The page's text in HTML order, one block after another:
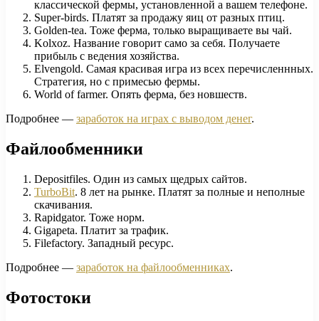
классической фермы, установленной а вашем телефоне.
Super-birds. Платят за продажу яиц от разных птиц.
Golden-tea. Тоже ферма, только выращиваете вы чай.
Kolxoz. Название говорит само за себя. Получаете
прибыль с ведения хозяйства.
Elvengold. Самая красивая игра из всех перечисленнных.
Стратегия, но с примесью фермы.
World of farmer. Опять ферма, без новшеств.
Подробнее — заработок на играх с выводом денег.
Файлообменники
Depositfiles. Один из самых щедрых сайтов.
TurboBit. 8 лет на рынке. Платят за полные и неполные
скачивания.
Rapidgator. Тоже норм.
Gigapeta. Платит за трафик.
Filefactory. Западный ресурс.
Подробнее — заработок на файлообменниках.
Фотостоки